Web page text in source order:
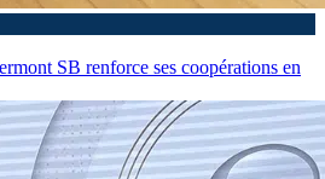
SB renforce ses coopérations en